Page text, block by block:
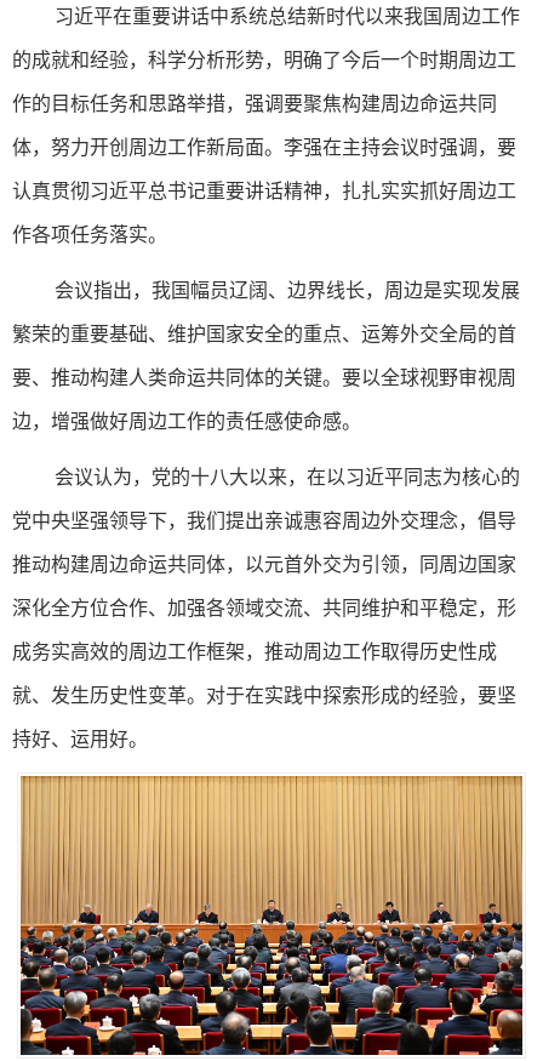
习近平在重要讲话中系统总结新时代以来我国周边工作
的成就和经验，科学分析形势，明确了今后一个时期周边工
作的目标任务和思路举措，强调要聚焦构建周边命运共同
体，努力开创周边工作新局面。李强在主持会议时强调，要
认真贯彻习近平总书记重要讲话精神，扎扎实实抓好周边工
作各项任务落实。
会议指出，我国幅员辽阔、边界线长，周边是实现发展
繁荣的重要基础、维护国家安全的重点、运筹外交全局的首
要、推动构建人类命运共同体的关键。要以全球视野审视周
边，增强做好周边工作的责任感使命感。
会议认为，党的十八大以来，在以习近平同志为核心的
党中央坚强领导下，我们提出亲诚惠容周边外交理念，倡导
推动构建周边命运共同体，以元首外交为引领，同周边国家
深化全方位合作、加强各领域交流、共同维护和平稳定，形
成务实高效的周边工作框架，推动周边工作取得历史性成
就、发生历史性变革。对于在实践中探索形成的经验，要坚
持好、运用好。